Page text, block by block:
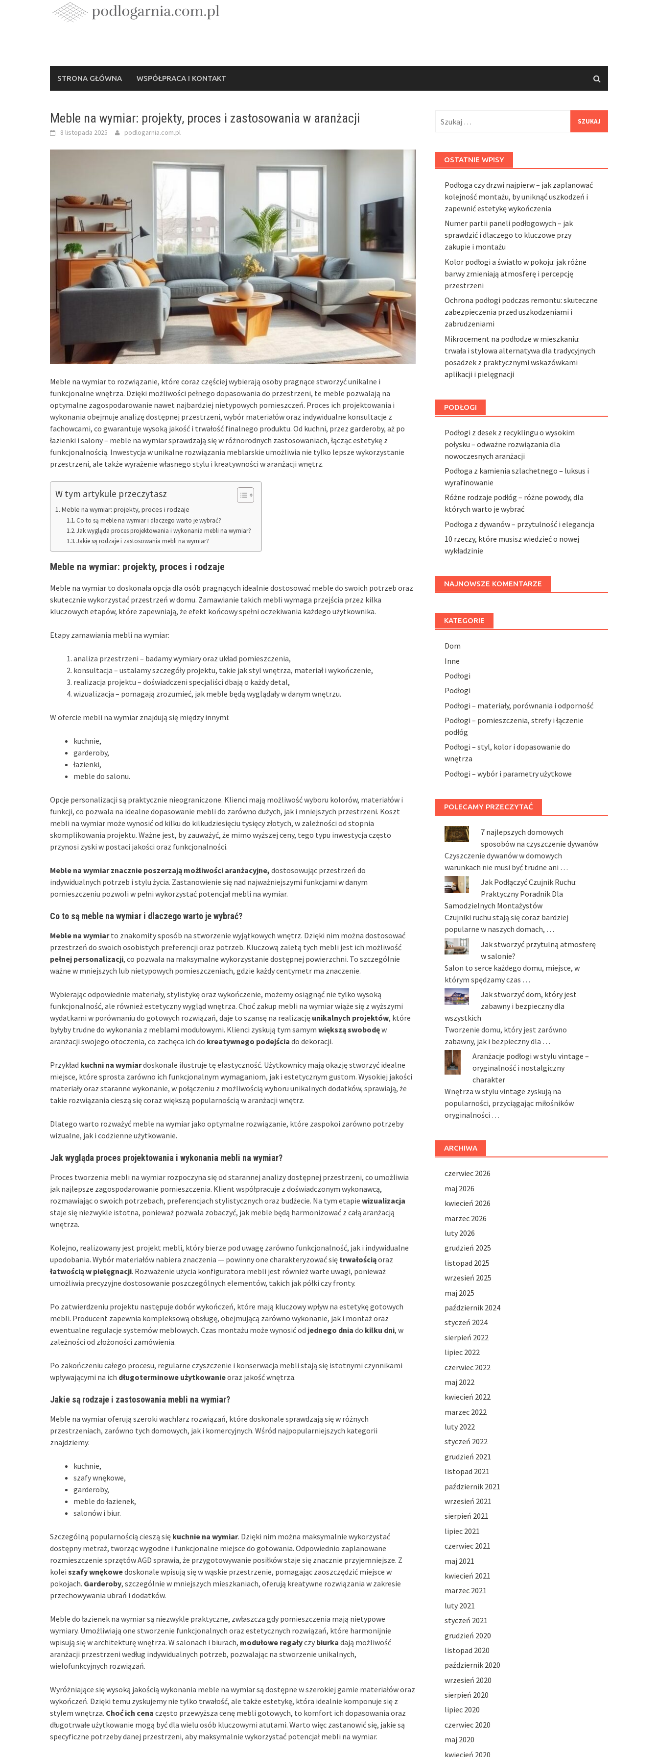
STRONA GŁÓWNA WSPÓŁPRACA I KONTAKT
Meble na wymiar: projekty, proces i zastosowania w aranżacji
8 listopada 2025 podlogarnia.com.pl
Meble na wymiar to rozwiązanie, które coraz częściej wybierają osoby pragnące stworzyć unikalne i
funkcjonalne wnętrza. Dzięki możliwości pełnego dopasowania do przestrzeni, te meble pozwalają na
optymalne zagospodarowanie nawet najbardziej nietypowych pomieszczeń. Proces ich projektowania i
wykonania obejmuje analizę dostępnej przestrzeni, wybór materiałów oraz indywidualne konsultacje z
fachowcami, co gwarantuje wysoką jakość i trwałość finalnego produktu. Od kuchni, przez garderoby, aż po
łazienki i salony – meble na wymiar sprawdzają się w różnorodnych zastosowaniach, łącząc estetykę z
funkcjonalnością. Inwestycja w unikalne rozwiązania meblarskie umożliwia nie tylko lepsze wykorzystanie
przestrzeni, ale także wyrażenie własnego stylu i kreatywności w aranżacji wnętrz.
W tym artykule przeczytasz
Meble na wymiar: projekty, proces i rodzaje
Co to są meble na wymiar i dlaczego warto je wybrać?
Jak wygląda proces projektowania i wykonania mebli na wymiar?
Jakie są rodzaje i zastosowania mebli na wymiar?
Meble na wymiar: projekty, proces i rodzaje
Meble na wymiar to doskonała opcja dla osób pragnących idealnie dostosować meble do swoich potrzeb oraz
skutecznie wykorzystać przestrzeń w domu. Zamawianie takich mebli wymaga przejścia przez kilka
kluczowych etapów, które zapewniają, że efekt końcowy spełni oczekiwania każdego użytkownika.
Etapy zamawiania mebli na wymiar:
analiza przestrzeni – badamy wymiary oraz układ pomieszczenia,
konsultacja – ustalamy szczegóły projektu, takie jak styl wnętrza, materiał i wykończenie,
realizacja projektu – doświadczeni specjaliści dbają o każdy detal,
wizualizacja – pomagają zrozumieć, jak meble będą wyglądały w danym wnętrzu.
W ofercie mebli na wymiar znajdują się między innymi:
kuchnie,
garderoby,
łazienki,
meble do salonu.
Opcje personalizacji są praktycznie nieograniczone. Klienci mają możliwość wyboru kolorów, materiałów i
funkcji, co pozwala na idealne dopasowanie mebli do zarówno dużych, jak i mniejszych przestrzeni. Koszt
mebli na wymiar może wynosić od kilku do kilkudziesięciu tysięcy złotych, w zależności od stopnia
skomplikowania projektu. Ważne jest, by zauważyć, że mimo wyższej ceny, tego typu inwestycja często
przynosi zyski w postaci jakości oraz funkcjonalności.
Meble na wymiar znacznie poszerzają możliwości aranżacyjne, dostosowując przestrzeń do
indywidualnych potrzeb i stylu życia. Zastanowienie się nad najważniejszymi funkcjami w danym
pomieszczeniu pozwoli w pełni wykorzystać potencjał mebli na wymiar.
Co to są meble na wymiar i dlaczego warto je wybrać?
Meble na wymiarto znakomity sposób na stworzenie wyjątkowych wnętrz. Dzięki nim można dostosować
przestrzeń do swoich osobistych preferencji oraz potrzeb. Kluczową zaletą tych mebli jest ich możliwość
pełnej personalizacji, co pozwala na maksymalne wykorzystanie dostępnej powierzchni. To szczególnie
ważne w mniejszych lub nietypowych pomieszczeniach, gdzie każdy centymetr ma znaczenie.
Wybierając odpowiednie materiały, stylistykę oraz wykończenie, możemy osiągnąć nie tylko wysoką
funkcjonalność, ale również estetyczny wygląd wnętrza. Choć zakup mebli na wymiar wiąże się z wyższymi
wydatkami w porównaniu do gotowych rozwiązań, daje to szansę na realizację unikalnych projektów, które
byłyby trudne do wykonania z meblami modułowymi. Klienci zyskują tym samym większą swobodęw
aranżacji swojego otoczenia, co zachęca ich do kreatywnego podejścia do dekoracji.
Przykład kuchni na wymiardoskonale ilustruje tę elastyczność. Użytkownicy mają okazję stworzyć idealne
miejsce, które sprosta zarówno ich funkcjonalnym wymaganiom, jak i estetycznym gustom. Wysokiej jakości
materiały oraz staranne wykonanie, w połączeniu z możliwością wyboru unikalnych dodatków, sprawiają, że
takie rozwiązania cieszą się coraz większą popularnością w aranżacji wnętrz.
Dlatego warto rozważyć meble na wymiar jako optymalne rozwiązanie, które zaspokoi zarówno potrzeby
wizualne, jak i codzienne użytkowanie.
Jak wygląda proces projektowania i wykonania mebli na wymiar?
Proces tworzenia mebli na wymiar rozpoczyna się od starannej analizy dostępnej przestrzeni, co umożliwia
jak najlepsze zagospodarowanie pomieszczenia. Klient współpracuje z doświadczonym wykonawcą,
rozmawiając o swoich potrzebach, preferencjach stylistycznych oraz budżecie. Na tym etapie wizualizacja
staje się niezwykle istotna, ponieważ pozwala zobaczyć, jak meble będą harmonizować z całą aranżacją
wnętrza.
Kolejno, realizowany jest projekt mebli, który bierze pod uwagę zarówno funkcjonalność, jak i indywidualne
upodobania. Wybór materiałów nabiera znaczenia — powinny one charakteryzować się trwałościąoraz
łatwością w pielęgnacji. Rozważenie użycia konfiguratora mebli jest również warte uwagi, ponieważ
umożliwia precyzyjne dostosowanie poszczególnych elementów, takich jak półki czy fronty.
Po zatwierdzeniu projektu następuje dobór wykończeń, które mają kluczowy wpływ na estetykę gotowych
mebli. Producent zapewnia kompleksową obsługę, obejmującą zarówno wykonanie, jak i montaż oraz
ewentualne regulacje systemów meblowych. Czas montażu może wynosić od jednego dnia do kilku dni, w
zależności od złożoności zamówienia.
Po zakończeniu całego procesu, regularne czyszczenie i konserwacja mebli stają się istotnymi czynnikami
wpływającymi na ich długoterminowe użytkowanieoraz jakość wnętrza.
Jakie są rodzaje i zastosowania mebli na wymiar?
Meble na wymiar oferują szeroki wachlarz rozwiązań, które doskonale sprawdzają się w różnych
przestrzeniach, zarówno tych domowych, jak i komercyjnych. Wśród najpopularniejszych kategorii
znajdziemy:
kuchnie,
szafy wnękowe,
garderoby,
meble do łazienek,
salonów i biur.
Szczególną popularnością cieszą się kuchnie na wymiar. Dzięki nim można maksymalnie wykorzystać
dostępny metraż, tworząc wygodne i funkcjonalne miejsce do gotowania. Odpowiednio zaplanowane
rozmieszczenie sprzętów AGD sprawia, że przygotowywanie posiłków staje się znacznie przyjemniejsze. Z
kolei szafy wnękowedoskonale wpisują się w wąskie przestrzenie, pomagając zaoszczędzić miejsce w
pokojach. Garderoby, szczególnie w mniejszych mieszkaniach, oferują kreatywne rozwiązania w zakresie
przechowywania ubrań i dodatków.
Meble do łazienek na wymiar są niezwykle praktyczne, zwłaszcza gdy pomieszczenia mają nietypowe
wymiary. Umożliwiają one stworzenie funkcjonalnych oraz estetycznych rozwiązań, które harmonijnie
wpisują się w architekturę wnętrza. W salonach i biurach, modułowe regałyczy biurka dają możliwość
aranżacji przestrzeni według indywidualnych potrzeb, pozwalając na stworzenie unikalnych,
wielofunkcyjnych rozwiązań.
Wyróżniające się wysoką jakością wykonania meble na wymiar są dostępne w szerokiej gamie materiałów oraz
wykończeń. Dzięki temu zyskujemy nie tylko trwałość, ale także estetykę, która idealnie komponuje się z
stylem wnętrza. Choć ich cena często przewyższa cenę mebli gotowych, to komfort ich dopasowania oraz
długotrwałe użytkowanie mogą być dla wielu osób kluczowymi atutami. Warto więc zastanowić się, jakie są
specyficzne potrzeby danej przestrzeni, aby maksymalnie wykorzystać potencjał mebli na wymiar.
OSTATNIE WPISY
Podłoga czy drzwi najpierw – jak zaplanować
kolejność montażu, by uniknąć uszkodzeń i
zapewnić estetykę wykończenia
Numer partii paneli podłogowych – jak
sprawdzić i dlaczego to kluczowe przy
zakupie i montażu
Kolor podłogi a światło w pokoju: jak różne
barwy zmieniają atmosferę i percepcję
przestrzeni
Ochrona podłogi podczas remontu: skuteczne
zabezpieczenia przed uszkodzeniami i
zabrudzeniami
Mikrocement na podłodze w mieszkaniu:
trwała i stylowa alternatywa dla tradycyjnych
posadzek z praktycznymi wskazówkami
aplikacji i pielęgnacji
PODŁOGI
Podłogi z desek z recyklingu o wysokim
połysku – odważne rozwiązania dla
nowoczesnych aranżacji
Podłoga z kamienia szlachetnego – luksus i
wyrafinowanie
Różne rodzaje podłóg – różne powody, dla
których warto je wybrać
Podłoga z dywanów – przytulność i elegancja
10 rzeczy, które musisz wiedzieć o nowej
wykładzinie
NAJNOWSZE KOMENTARZE
KATEGORIE
Dom
Inne
Podłogi
Podłogi
Podłogi – materiały, porównania i odporność
Podłogi – pomieszczenia, strefy i łączenie
podłóg
Podłogi – styl, kolor i dopasowanie do
wnętrza
Podłogi – wybór i parametry użytkowe
POLECAMY PRZECZYTAĆ
7 najlepszych domowych
sposobów na czyszczenie dywanów
Czyszczenie dywanów w domowych
warunkach nie musi być trudne ani …
Jak Podłączyć Czujnik Ruchu:
Praktyczny Poradnik Dla
Samodzielnych Montażystów
Czujniki ruchu stają się coraz bardziej
popularne w naszych domach, …
Jak stworzyć przytulną atmosferę
w salonie?
Salon to serce każdego domu, miejsce, w
którym spędzamy czas …
Jak stworzyć dom, który jest
zabawny i bezpieczny dla
wszystkich
Tworzenie domu, który jest zarówno
zabawny, jak i bezpieczny dla …
Aranżacje podłogi w stylu vintage –
oryginalność i nostalgiczny
charakter
Wnętrza w stylu vintage zyskują na
popularności, przyciągając miłośników
oryginalności …
ARCHIWA
czerwiec 2026
maj 2026
kwiecień 2026
marzec 2026
luty 2026
grudzień 2025
listopad 2025
wrzesień 2025
maj 2025
październik 2024
styczeń 2024
sierpień 2022
lipiec 2022
czerwiec 2022
maj 2022
kwiecień 2022
marzec 2022
luty 2022
styczeń 2022
grudzień 2021
listopad 2021
październik 2021
wrzesień 2021
sierpień 2021
lipiec 2021
czerwiec 2021
maj 2021
kwiecień 2021
marzec 2021
luty 2021
styczeń 2021
grudzień 2020
listopad 2020
październik 2020
wrzesień 2020
sierpień 2020
lipiec 2020
czerwiec 2020
maj 2020
kwiecień 2020